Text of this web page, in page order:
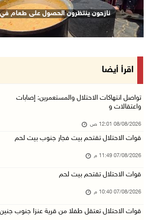
نادي الأسير: تجديد أمرَ منع زيارات الأسرى إجر ...
07/آب/2026 08:24 م
مستعمرون يهاجمون قرية أبو نجيم ويصيبون
مستعمرون يهاجمون مساكن المواطنين في خربة
بعد تجديد منع زيارات المعتقلين: أبو الحمص يدع
الرئاسة ترحب بإطلاق السعودية التحالف البحري ا
07/آب/2026 06:17 م
(محدث) نابلس: إصابة مواطن واعتقاله إثر هجوم
07/آب/2026 06:04 م
الرئاسة ترحب باتفاقية مكة للدفاع المشترك بين ...
نازحون ينتظرون الحصول على طعام
اقرأ أيضا
تواصل انتهاكات الاحتلال والمستعمرين: إصابات
واعتقالات و
08/08/2026 12:01 ص
قوات الاحتلال تقتحم بيت فجار جنوب بيت لحم
07/08/2026 11:49 م
قوات الاحتلال تقتحم بيت لحم
07/08/2026 10:40 م
قوات الاحتلال تعتقل طفلا من قرية عنزا جنوب جنين